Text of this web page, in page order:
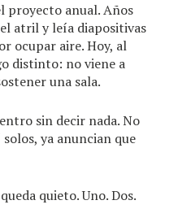
proyecto anual. Años
atril y leía diapositivas
ocupar aire. Hoy, al
distinto: no viene a
una sala.
sin decir nada. No
ya anuncian que
quieto. Uno. Dos.